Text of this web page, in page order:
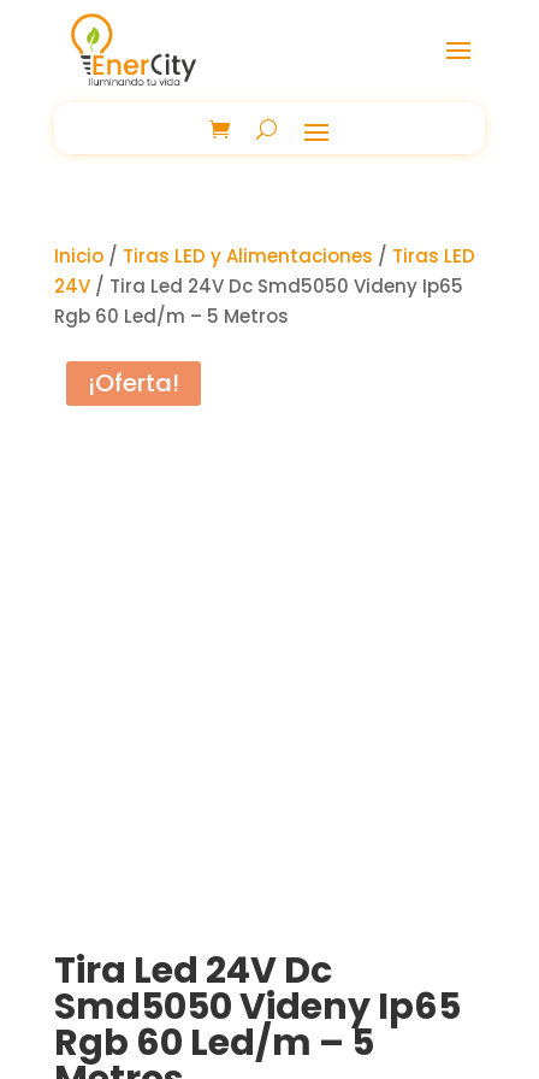
Inicio/ Tiras LED y Alimentaciones / Tiras LED
24V/ Tira Led 24V Dc Smd5050 Videny Ip65
Rgb 60 Led/m – 5 Metros
¡Oferta!
Tira Led 24V Dc
Smd5050 Videny Ip65
Rgb 60 Led/m – 5